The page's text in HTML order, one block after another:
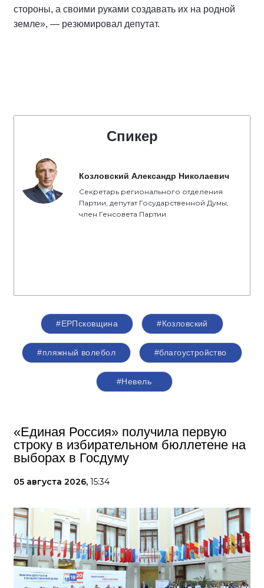
стороны, а своими руками создавать их на родной
земле», — резюмировал депутат.
Спикер
Козловский Александр Николаевич
Секретарь регионального отделения
Партии, депутат Государственной Думы,
член Генсовета Партии
#ЕРПсковщина #Козловский
#пляжный волебол #благоустройство
#Невель
«Единая Россия» получила первую
строку в избирательном бюллетене на
выборах в Госдуму
05 августа 2026, 15:34